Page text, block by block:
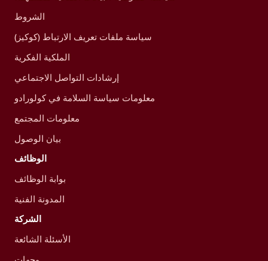
الشروط
سياسة ملفات تعريف الارتباط (كوكيز)
الملكية الفكرية
إرشادات التواصل الاجتماعي
معلومات سياسة السلامة في كولورادو
معلومات المجتمع
بيان الوصول
الوظائف
بوابة الوظائف
المدونة الفنية
الشركة
الأسئلة الشائعة